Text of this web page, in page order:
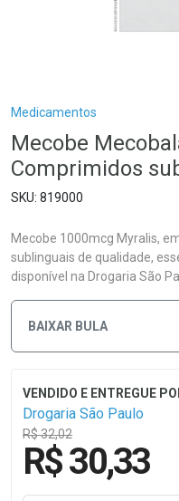
Breadcrumb
Medicamentos
Mecobe
Comprimidos
819000
Mecobe 1000mcg Myralis,
sublinguais de qualidade,
disponível na Drogaria São
BAIXAR BULA
Drogaria São Paulo
R$ 32,02
R$ 30,33